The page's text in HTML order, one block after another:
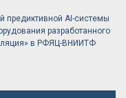
предиктивной AI-системы
разработанного
в РФЯЦ-ВНИИТФ